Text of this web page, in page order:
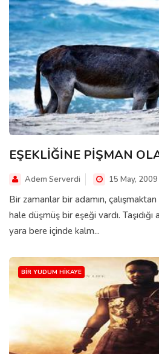
EŞEKLİĞİNE PİŞMAN
Adem Serverdi 15 May, 2009
Bir zamanlar bir adamın,
hale düşmüş bir eşeği vardı. Taşıdığı
yara bere içinde kalm...
BIR YUDUM HIKAYE